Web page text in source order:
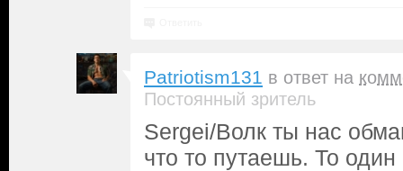
Patriotism131 в ответ на
Постоянный зритель
Sergei/Волк ты нас
что то путаешь. То один